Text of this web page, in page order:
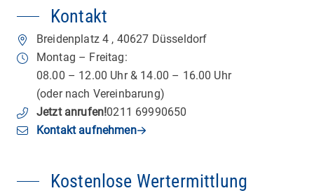
Kontakt
Breidenplatz 4 , 40627 Düsseldorf
Montag – Freitag:
08.00 – 12.00 Uhr & 14.00 – 16.00 Uhr
(oder nach Vereinbarung)
Jetzt anrufen!0211 69990650
Kontakt aufnehmen
Kostenlose Wertermittlung